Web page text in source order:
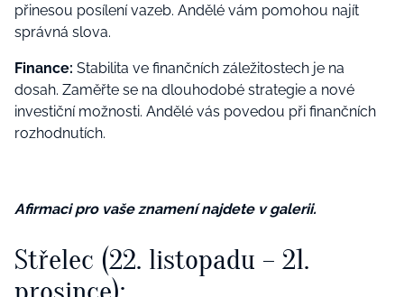
přinesou posílení vazeb. Andělé vám pomohou najít
správná slova.
Finance: Stabilita ve finančních záležitostech je na
dosah. Zaměřte se na dlouhodobé strategie a nové
investiční možnosti. Andělé vás povedou při finančních
rozhodnutích.
Afirmaci pro vaše znamení najdete v galerii.
Střelec (22. listopadu – 21.